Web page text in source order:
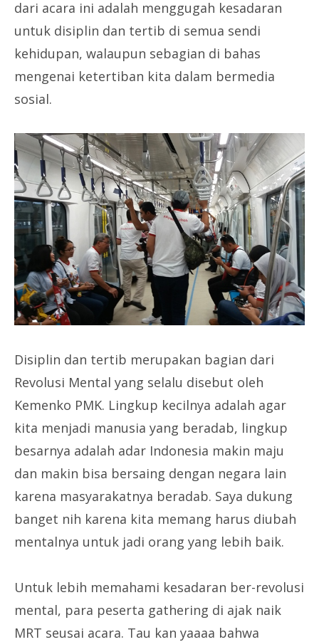
dari acara ini adalah menggugah kesadaran
untuk disiplin dan tertib di semua sendi
kehidupan, walaupun sebagian di bahas
mengenai ketertiban kita dalam bermedia
sosial.
Disiplin dan tertib merupakan bagian dari
Revolusi Mental yang selalu disebut oleh
Kemenko PMK. Lingkup kecilnya adalah agar
kita menjadi manusia yang beradab, lingkup
besarnya adalah adar Indonesia makin maju
dan makin bisa bersaing dengan negara lain
karena masyarakatnya beradab. Saya dukung
banget nih karena kita memang harus diubah
mentalnya untuk jadi orang yang lebih baik.
Untuk lebih memahami kesadaran ber-revolusi
mental, para peserta gathering di ajak naik
MRT seusai acara. Tau kan yaaaa bahwa